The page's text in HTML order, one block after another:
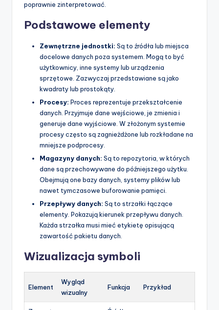
poprawnie zinterpretować.
Podstawowe elementy
Zewnętrzne jednostki: Są to źródła lub miejsca
docelowe danych poza systemem. Mogą to być
użytkownicy, inne systemy lub urządzenia
sprzętowe. Zazwyczaj przedstawiane są jako
kwadraty lub prostokąty.
Procesy: Proces reprezentuje przekształcenie
danych. Przyjmuje dane wejściowe, je zmienia i
generuje dane wyjściowe. W złożonym systemie
procesy często są zagnieżdżone lub rozkładane na
mniejsze podprocesy.
Magazyny danych: Są to repozytoria, w których
dane są przechowywane do późniejszego użytku.
Obejmują one bazy danych, systemy plików lub
nawet tymczasowe buforowanie pamięci.
Przepływy danych: Są to strzałki łączące
elementy. Pokazują kierunek przepływu danych.
Każda strzałka musi mieć etykietę opisującą
zawartość pakietu danych.
Wizualizacja symboli
Element
Wygląd
wizualny
Funkcja Przykład